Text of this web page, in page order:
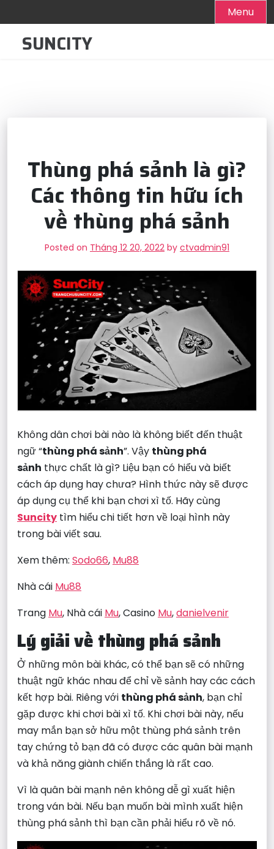
Menu
SUNCITY
Thùng phá sảnh là gì?
Các thông tin hữu ích
về thùng phá sảnh
Posted on Tháng 12 20, 2022 by ctvadmin91
Không dân chơi bài nào là không biết đến thuật
ngữ “thùng phá sảnh”. Vậy thùng phá
sảnh thực chất là gì? Liệu bạn có hiểu và biết
cách áp dụng hay chưa? Hình thức này sẽ được
áp dụng cụ thể khi bạn chơi xì tố. Hãy cùng
Suncity tìm hiểu chi tiết hơn về loại hình này
trong bài viết sau.
Xem thêm: Sodo66, Mu88
Nhà cái Mu88
Trang Mu, Nhà cái Mu, Casino Mu,danielvenir
Lý giải về thùng phá sảnh
Ở những môn bài khác, có thể bạn sẽ có những
thuật ngữ khác nhau để chỉ về sảnh hay các cách
kết hợp bài. Riêng với thùng phá sảnh, bạn chỉ
gặp được khi chơi bài xì tố. Khi chơi bài này, nếu
may mắn bạn sở hữu một thùng phá sảnh trên
tay chứng tỏ bạn đã có được các quân bài mạnh
và khả năng giành chiến thắng là rất cao.
Vì là quân bài mạnh nên không dễ gì xuất hiện
trong ván bài. Nếu bạn muốn bài mình xuất hiện
thùng phá sảnh thì bạn cần phải hiểu rõ về nó.